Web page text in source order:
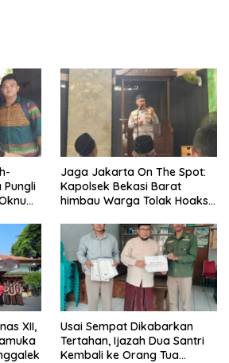
Pungli
Jaga Jakarta On The Spot:
Kapolsek Bekasi Barat
himbau Warga Tolak Hoaks
Sholat Jumat
XII,
Usai Sempat Dikabarkan
Tertahan, Ijazah Dua Santri
Kembali ke Orang Tua